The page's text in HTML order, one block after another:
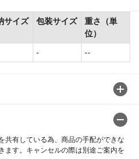
有している為、商品の手配ができな
ます。キャンセルの際は別途ご案内を
サイズ 包装サイズ
重さ（単
位）
- --